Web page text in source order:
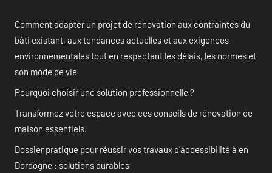
Comment adapter un projet de rénovation aux contraintes du
bâti existant, aux tendances actuelles et aux exigences
environnementales tout en respectant les délais, les normes et
son mode de vie
Pourquoi choisir une solution professionnelle ?
Transformez votre espace avec ces conseils de rénovation de
maison essentiels.
Dossier pratique pour réussir vos travaux d’accessibilité à en
Dordogne : solutions durables